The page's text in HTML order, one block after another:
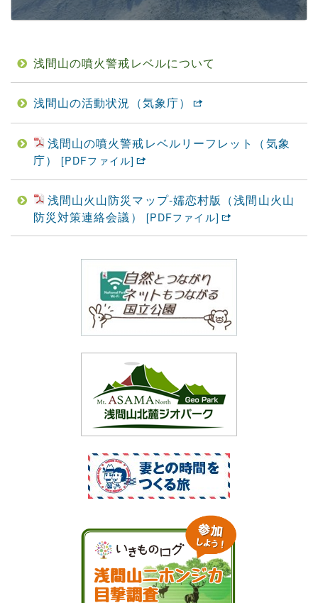
浅間山の噴火警戒レベルについて
浅間山の活動状況（気象庁）
浅間山の噴火警戒レベルリーフレット（気象
庁）
浅間山火山防災マップ-嬬恋村版（浅間山火山
防災対策連絡会議）